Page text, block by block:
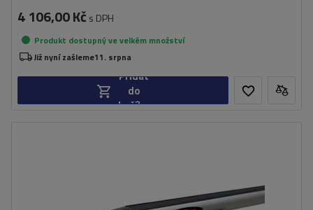
4 106,00 Kč s DPH
Produkt dostupný ve velkém množství
Již nyní zašleme11. srpna
Přidat
do
košíku